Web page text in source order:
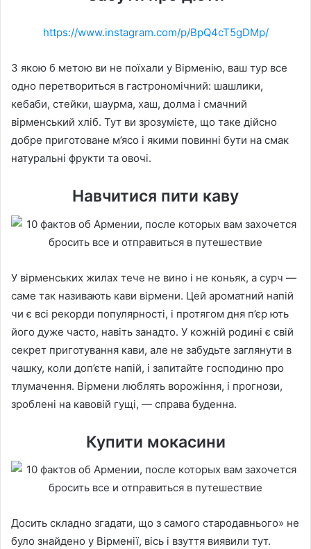
https://www.instagram.com/p/BpQ4cT5gDMp/
З якою б метою ви не поїхали у Вірменію, ваш тур все
одно перетвориться в гастрономічний: шашлики,
кебаби, стейки, шаурма, хаш, долма і смачний
вірменський хліб. Тут ви зрозумієте, що таке дійсно
добре приготоване м’ясо і якими повинні бути на смак
натуральні фрукти та овочі.
Навчитися пити каву
У вірменських жилах тече не вино і не коньяк, а сурч —
саме так називають кави вірмени. Цей ароматний напій
чи є всі рекорди популярності, і протягом дня п’єр ють
його дуже часто, навіть занадто. У кожній родині є свій
секрет приготування кави, але не забудьте заглянути в
чашку, коли доп’єте напій, і запитайте господиню про
тлумачення. Вірмени люблять ворожіння, і прогнози,
зроблені на кавовій гущі, — справа буденна.
Купити мокасини
Досить складно згадати, що з самого стародавнього» не
було знайдено у Вірменії, вісь і взуття виявили тут.